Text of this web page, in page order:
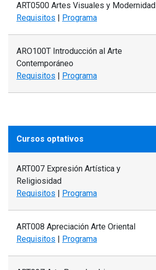
ART0500 Artes Visuales y Modernidad
Requisitos | Programa
ARO100T Introducción al Arte
Contemporáneo
Requisitos | Programa
Cursos optativos
ART007 Expresión Artística y
Religiosidad
Requisitos | Programa
ART008 Apreciación Arte Oriental
Requisitos | Programa